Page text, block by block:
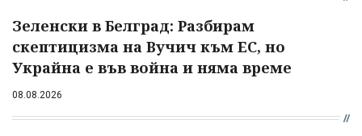
Зеленски в Белград: Разбирам
скептицизма на Вучич към ЕС, но
Украйна е във война и няма време
08.08.2026